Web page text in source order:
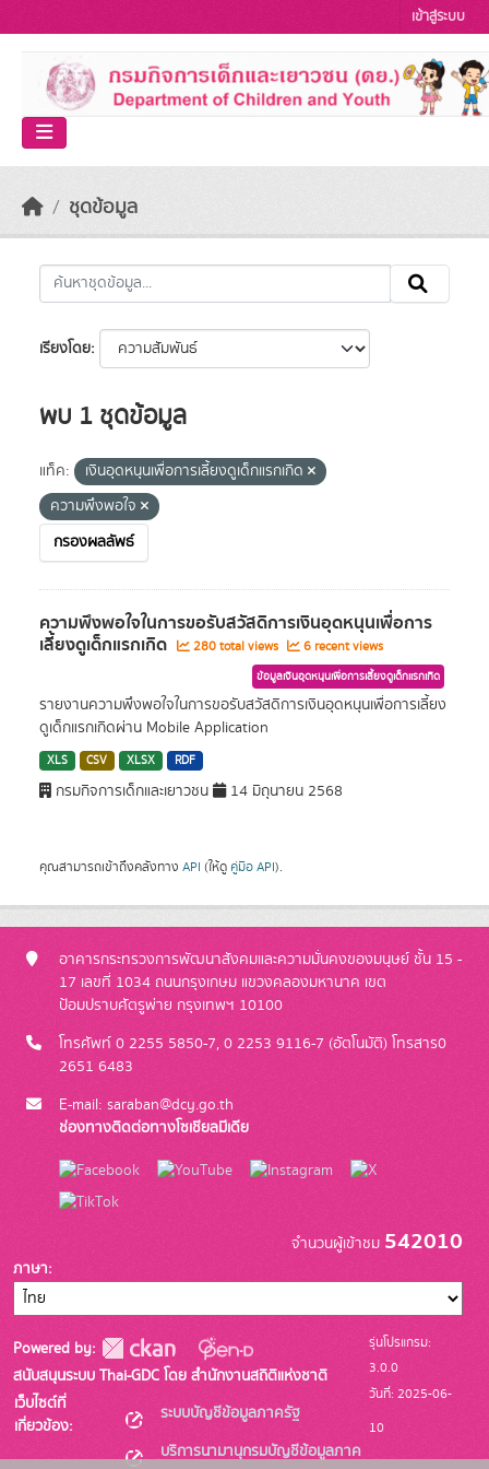
เข้าสู่ระบบ
ชุดข้อมูล
เรียงโดย
พบ 1 ชุดข้อมูล
แท็ค:
เงินอุดหนุนเพื่อการเลี้ยงดูเด็กแรกเกิด
ความพึงพอใจ
กรองผลลัพธ์
ความพึงพอใจในการขอรับสวัสดิการเงินอุดหนุนเพื่อการ
เลี้ยงดูเด็กแรกเกิด 280 total views 6 recent views
ข้อมูลเงินอุดหนุนเพื่อการเลี้ยงดูเด็กแรกเกิด
รายงานความพึงพอใจในการขอรับสวัสดิการเงินอุดหนุนเพื่อการเลี้ยง
ดูเด็กแรกเกิดผ่าน Mobile Application
XLS CSV XLSX RDF
กรมกิจการเด็กและเยาวชน 14 มิถุนายน 2568
คุณสามารถเข้าถึงคลังทาง API (ให้ดู คู่มือ API).
อาคารกระทรวงการพัฒนาสังคมและความมั่นคงของมนุษย์ ชั้น 15 -
17 เลขที่ 1034 ถนนกรุงเกษม แขวงคลองมหานาค เขต
ป้อมปราบศัตรูพ่าย กรุงเทพฯ 10100
โทรศัพท์ 0 2255 5850-7, 0 2253 9116-7 (อัตโนมัติ) โทรสาร0
2651 6483
E-mail: saraban@dcy.go.th
ช่องทางติดต่อทางโซเชียลมีเดีย
จำนวนผู้เข้าชม 542010
ภาษา
Powered by:
สนับสนุนระบบ Thai-GDC โดย สำนักงานสถิติแห่งชาติ
เว็บไซต์ที่
เกี่ยวข้อง:
ระบบบัญชีข้อมูลภาครัฐ
บริการนามานุกรมบัญชีข้อมูลภาค
รุ่นโปรแกรม:
3.0.0
วันที่: 2025-06-
10